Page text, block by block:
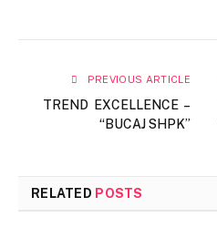
PREVIOUS ARTICLE
TREND EXCELLENCE –
“BUCAJ SHPK”
RELATED POSTS